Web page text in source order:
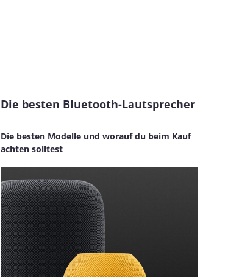
Die besten Bluetooth-Lautsprecher
Die besten Modelle und worauf du beim Kauf
achten solltest